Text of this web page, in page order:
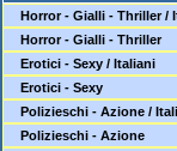
Horror - Gialli - Thriller /
Horror - Gialli - Thriller
Erotici - Sexy / Italiani
Erotici - Sexy
Polizieschi - Azione /
Polizieschi - Azione